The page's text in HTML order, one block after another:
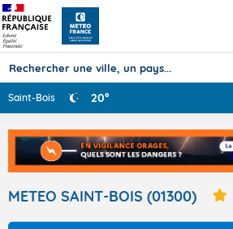
Prévisions
TOUS LES RÉSULTATS
Articles
Saint-Bois 20°
METEO SAINT-BOIS (01300)